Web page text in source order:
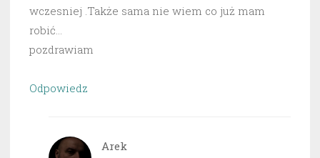
wczesniej .Także sama nie wiem co już mam
robić…
pozdrawiam
Odpowiedz
Arek